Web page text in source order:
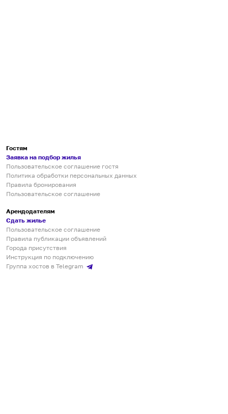
Гостям
Заявка на подбор жилья
Пользовательское соглашение гостя
Политика обработки персональных данных
Правила бронирования
Пользовательское соглашение
Арендодателям
Сдать жилье
Пользовательское соглашение
Правила публикации объявлений
Города присутствия
Инструкция по подключению
Группа хостов в Telegram